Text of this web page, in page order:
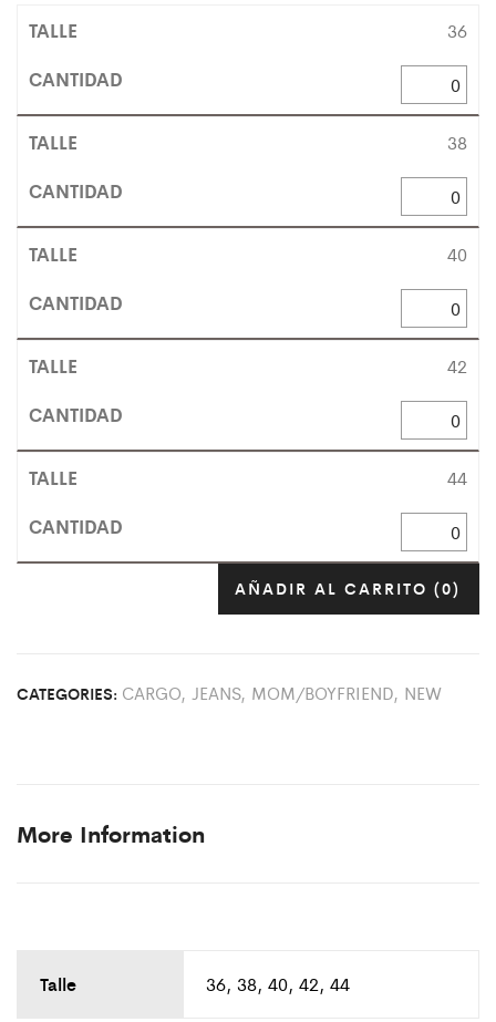
36
38
40
42
44
AÑADIR AL CARRITO (0)
CATEGORIES: CARGO, JEANS, MOM/BOYFRIEND, NEW
More Information
Talle 36, 38, 40, 42, 44